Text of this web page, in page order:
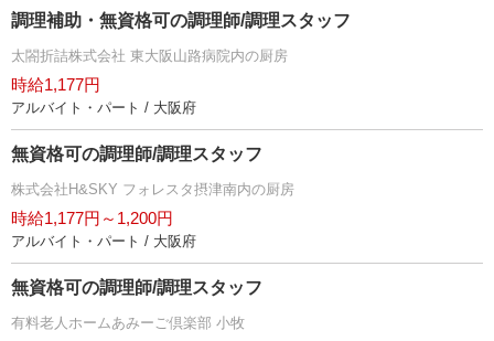
調理補助・無資格可の調理師/調理スタッフ
太閤折詰株式会社 東大阪山路病院内の厨房
時給1,177円
アルバイト・パート / 大阪府
無資格可の調理師/調理スタッフ
株式会社H&SKY フォレスタ摂津南内の厨房
時給1,177円～1,200円
アルバイト・パート / 大阪府
無資格可の調理師/調理スタッフ
有料老人ホームあみーご倶楽部 小牧